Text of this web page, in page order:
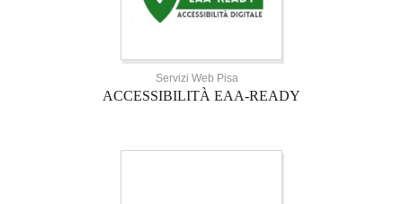
Servizi Web Pisa
ACCESSIBILITÀ EAA-READY